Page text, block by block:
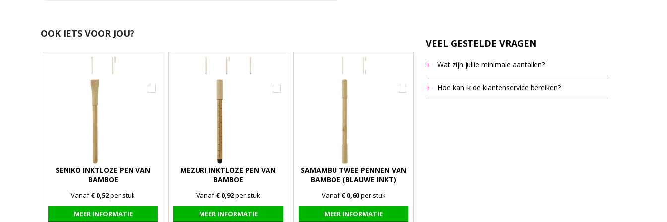
OOK IETS VOOR JOU?
SENIKO INKTLOZE PEN VAN
BAMBOE
Vanaf€ 0,52per stuk
MEER INFORMATIE
MEZURI INKTLOZE PEN VAN
BAMBOE
Vanaf€ 0,92per stuk
MEER INFORMATIE
SAMAMBU TWEE PENNEN VAN
BAMBOE (BLAUWE INKT)
Vanaf€ 0,60per stuk
MEER INFORMATIE
VEEL GESTELDE VRAGEN
Wat zijn jullie minimale aantallen?
Het minimale bestel aantal staat bij de meeste artikelen
vermeld, dit is het laagste aantal dat vermeld staat als er
Hoe kan ik de klantenservice bereiken?